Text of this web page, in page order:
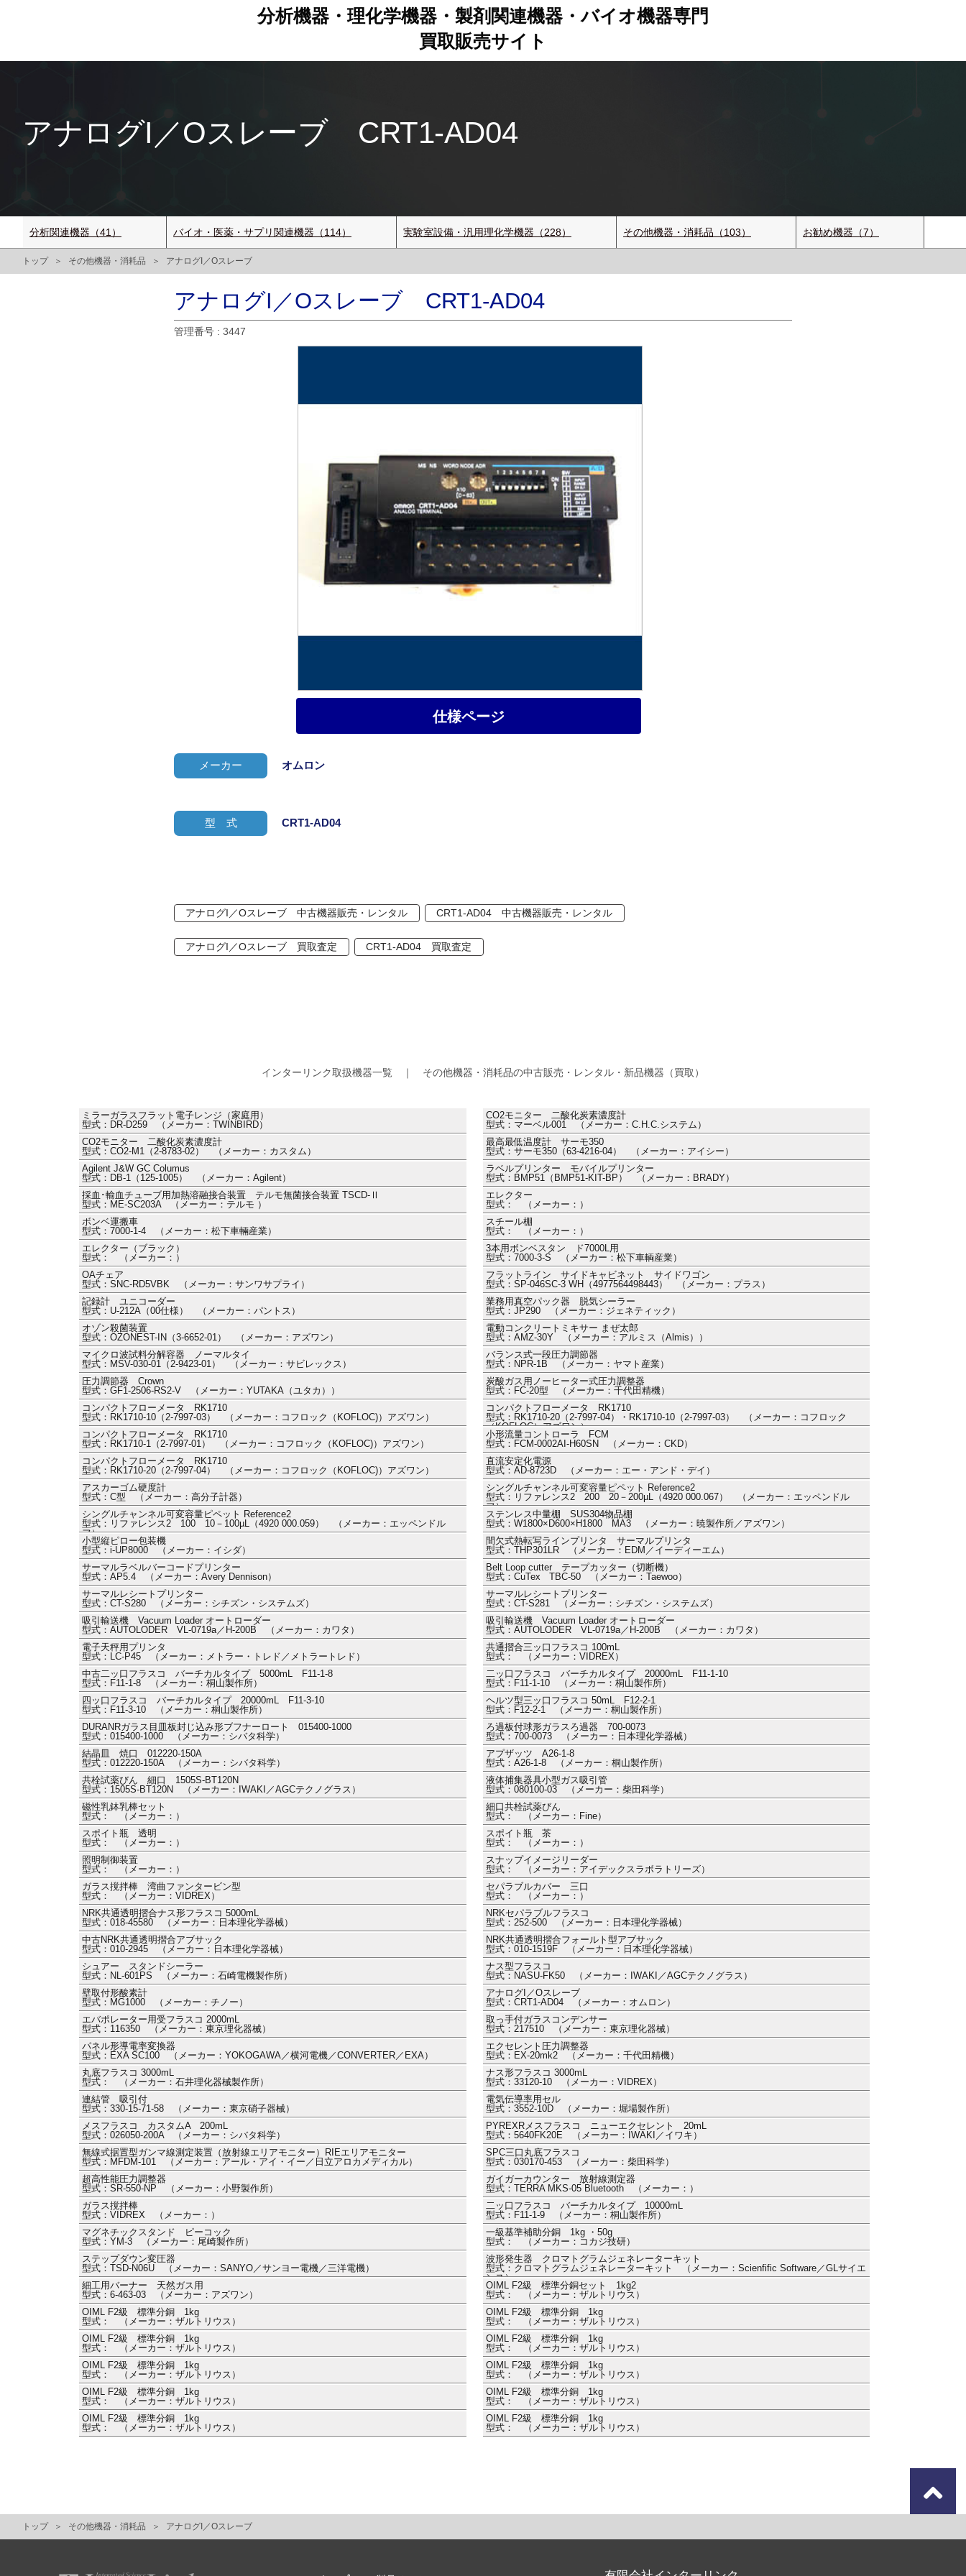
分析機器・理化学機器・製剤関連機器 ・バイオ機器専門
買取販売サイト
アナログI／Oスレーブ CRT1-AD04
分析関連機器（41） バイオ・医薬・サプリ関連機器（114） 実験室設備・汎用理化学機器（228） その他機器・消耗品（103） お勧め機器（7）
トップ その他機器・消耗品 アナログI／Oスレーブ
アナログI／Oスレーブ CRT1-AD04
管理番号 : 3447
メーカー オムロン
仕様ページ
型 式 CRT1-AD04
アナログI／Oスレーブ 中古機器販売・レンタル CRT1-AD04 中古機器販売・レンタル
アナログI／Oスレーブ 買取査定 CRT1-AD04 買取査定
インターリンク取扱機器一覧 ｜ その他機器・消耗品の中古販売・レンタル・新品機器（買取）
ミラーガラスフラット電子レンジ（家庭用）
型式：DR-D259 （メーカー：TWINBIRD）
CO2モニター 二酸化炭素濃度計
型式：マーベル001 （メーカー：C.H.C.システム）
CO2モニター 二酸化炭素濃度計
型式：CO2-M1（2-8783-02） （メーカー：カスタム）
最高最低温度計 サーモ350
型式：サーモ350（63-4216-04） （メーカー：アイシー）
Agilent J&W GC Columus
型式：DB-1（125-1005） （メーカー：Agilent）
ラベルプリンター モバイルプリンター
型式：BMP51（BMP51-KIT-BP） （メーカー：BRADY）
採血･輸血チューブ用加熱溶融接合装置 テルモ無菌接合装置 TSCD-Ⅱ
型式：ME-SC203A （メーカー：テルモ ）
エレクター
型式： （メーカー：）
ボンベ運搬車
型式：7000-1-4 （メーカー：松下車輛産業）
スチール棚
型式： （メーカー：）
エレクター（ブラック）
型式： （メーカー：）
3本用ボンベスタン ド7000L用
型式：7000-3-S （メーカー：松下車輌産業）
OAチェア
型式：SNC-RD5VBK （メーカー：サンワサプライ）
フラットライン サイドキャビネット サイドワゴン
型式：SP-046SC-3 WH（4977564498443） （メーカー：プラス）
記録計 ユニコーダー
型式：U-212A（00仕様） （メーカー：パントス）
業務用真空パック器 脱気シーラー
型式：JP290 （メーカー：ジェネティック）
オゾン殺菌装置
型式：OZONEST-IN（3-6652-01） （メーカー：アズワン）
電動コンクリートミキサー まぜ太郎
型式：AMZ-30Y （メーカー：アルミス（Almis））
マイクロ波試料分解容器 ノーマルタイ
型式：MSV-030-01（2-9423-01） （メーカー：サビレックス）
バランス式一段圧力調節器
型式：NPR-1B （メーカー：ヤマト産業）
圧力調節器 Crown
型式：GF1-2506-RS2-V （メーカー：YUTAKA（ユタカ））
炭酸ガス用ノーヒーター式圧力調整器
型式：FC-20型 （メーカー：千代田精機）
コンパクトフローメータ RK1710
型式：RK1710-10（2-7997-03） （メーカー：コフロック（KOFLOC)）アズワン）
コンパクトフローメータ RK1710
型式：RK1710-20（2-7997-04）・RK1710-10（2-7997-03） （メーカー：コフロック
（KOFLOC）アズワン）
コンパクトフローメータ RK1710
型式：RK1710-1（2-7997-01） （メーカー：コフロック（KOFLOC)）アズワン）
小形流量コントローラ FCM
型式：FCM-0002AI-H60SN （メーカー：CKD）
コンパクトフローメータ RK1710
型式：RK1710-20（2-7997-04） （メーカー：コフロック（KOFLOC)）アズワン）
直流安定化電源
型式：AD-8723D （メーカー：エー・アンド・デイ）
アスカーゴム硬度計
型式：C型 （メーカー：高分子計器）
シングルチャンネル可変容量ピペット Reference2
型式：リファレンス2 200 20－200µL（4920 000.067） （メーカー：エッペンドル
フ）
シングルチャンネル可変容量ピペット Reference2
型式：リファレンス2 100 10－100µL（4920 000.059） （メーカー：エッペンドル
フ）
ステンレス中量棚 SUS304物品棚
型式：W1800×D600×H1800 MA3 （メーカー：暁製作所／アズワン）
小型縦ピロー包装機
型式：i-UP8000 （メーカー：イシダ）
間欠式熱転写ラインプリンタ サーマルプリンタ
型式：THP301LR （メーカー：EDM／イーディーエム）
サーマルラベルバーコードプリンター
型式：AP5.4 （メーカー：Avery Dennison）
Belt Loop cutter テープカッター（切断機）
型式：CuTex TBC-50 （メーカー：Taewoo）
サーマルレシートプリンター
型式：CT-S280 （メーカー：シチズン・システムズ）
サーマルレシートプリンター
型式：CT-S281 （メーカー：シチズン・システムズ）
吸引輸送機 Vacuum Loader オートローダー
型式：AUTOLODER VL-0719a／H-200B （メーカー：カワタ）
吸引輸送機 Vacuum Loader オートローダー
型式：AUTOLODER VL-0719a／H-200B （メーカー：カワタ）
電子天秤用プリンタ
型式：LC-P45 （メーカー：メトラー・トレド／メトラートレド）
共通摺合三ッ口フラスコ 100mL
型式： （メーカー：VIDREX）
中古二ッ口フラスコ バーチカルタイプ 5000mL F11-1-8
型式：F11-1-8 （メーカー：桐山製作所）
二ッ口フラスコ バーチカルタイプ 20000mL F11-1-10
型式：F11-1-10 （メーカー：桐山製作所）
四ッ口フラスコ バーチカルタイプ 20000mL F11-3-10
型式：F11-3-10 （メーカー：桐山製作所）
ヘルツ型三ッ口フラスコ 50mL F12-2-1
型式：F12-2-1 （メーカー：桐山製作所）
DURANRガラス目皿板封じ込み形ブフナーロート 015400-1000
型式：015400-1000 （メーカー：シバタ科学）
ろ過板付球形ガラスろ過器 700-0073
型式：700-0073 （メーカー：日本理化学器械）
結晶皿 焼口 012220-150A
型式：012220-150A （メーカー：シバタ科学）
アプザッツ A26-1-8
型式：A26-1-8 （メーカー：桐山製作所）
共栓試薬びん 細口 1505S-BT120N
型式：1505S-BT120N （メーカー：IWAKI／AGCテクノグラス）
液体捕集器具小型ガス吸引管
型式：080100-03 （メーカー：柴田科学）
磁性乳鉢乳棒セット
型式： （メーカー：）
細口共栓試薬びん
型式： （メーカー：Fine）
スポイト瓶 透明
型式： （メーカー：）
スポイト瓶 茶
型式： （メーカー：）
照明制御装置
型式： （メーカー：）
スナップイメージリーダー
型式： （メーカー：アイデックスラボラトリーズ）
ガラス撹拌棒 湾曲ファンタービン型
型式： （メーカー：VIDREX）
セパラブルカバー 三口
型式： （メーカー：）
NRK共通透明摺合ナス形フラスコ 5000mL
型式：018-45580 （メーカー：日本理化学器械）
NRKセパラブルフラスコ
型式：252-500 （メーカー：日本理化学器械）
中古NRK共通透明摺合アブサック
型式：010-2945 （メーカー：日本理化学器械）
NRK共通透明摺合フォールト型アブサック
型式：010-1519F （メーカー：日本理化学器械）
シュアー スタンドシーラー
型式：NL-601PS （メーカー：石崎電機製作所）
ナス型フラスコ
型式：NASU-FK50 （メーカー：IWAKI／AGCテクノグラス）
壁取付形酸素計
型式：MG1000 （メーカー：チノー）
アナログI／Oスレーブ
型式：CRT1-AD04 （メーカー：オムロン）
エバポレーター用受フラスコ 2000mL
型式：116350 （メーカー：東京理化器械）
取っ手付ガラスコンデンサー
型式：217510 （メーカー：東京理化器械）
パネル形導電率変換器
型式：EXA SC100 （メーカー：YOKOGAWA／横河電機／CONVERTER／EXA）
エクセレント圧力調整器
型式：EX-20mk2 （メーカー：千代田精機）
丸底フラスコ 3000mL
型式： （メーカー：石井理化器械製作所）
ナス形フラスコ 3000mL
型式：33120-10 （メーカー：VIDREX）
連結管 吸引付
型式：330-15-71-58 （メーカー：東京硝子器械）
電気伝導率用セル
型式：3552-10D （メーカー：堀場製作所）
メスフラスコ カスタムA 200mL
型式：026050-200A （メーカー：シバタ科学）
PYREXRメスフラスコ ニューエクセレント 20mL
型式：5640FK20E （メーカー：IWAKI／イワキ）
無線式据置型ガンマ線測定装置（放射線エリアモニター）RIEエリアモニター
型式：MFDM-101 （メーカー：アール・アイ・イー／日立アロカメディカル）
SPC三口丸底フラスコ
型式：030170-453 （メーカー：柴田科学）
超高性能圧力調整器
型式：SR-550-NP （メーカー：小野製作所）
ガイガーカウンター 放射線測定器
型式：TERRA MKS-05 Bluetooth （メーカー：）
ガラス撹拌棒
型式：VIDREX （メーカー：）
二ッ口フラスコ バーチカルタイプ 10000mL
型式：F11-1-9 （メーカー：桐山製作所）
マグネチックスタンド ピーコック
型式：YM-3 （メーカー：尾崎製作所）
一級基準補助分銅 1kg ・50g
型式： （メーカー：コカジ技研）
ステップダウン変圧器
型式：TSD-N06U （メーカー：SANYO／サンヨー電機／三洋電機）
波形発生器 クロマトグラムジェネレーターキット
型式：クロマトグラムジェネレーターキット （メーカー：Scienfific Software／GLサイエ
ンス）
細工用バーナー 天然ガス用
型式：6-463-03 （メーカー：アズワン）
OIML F2級 標準分銅セット 1kg2
型式： （メーカー：ザルトリウス）
OIML F2級 標準分銅 1kg
型式： （メーカー：ザルトリウス）
OIML F2級 標準分銅 1kg
型式： （メーカー：ザルトリウス）
OIML F2級 標準分銅 1kg
型式： （メーカー：ザルトリウス）
OIML F2級 標準分銅 1kg
型式： （メーカー：ザルトリウス）
OIML F2級 標準分銅 1kg
型式： （メーカー：ザルトリウス）
OIML F2級 標準分銅 1kg
型式： （メーカー：ザルトリウス）
OIML F2級 標準分銅 1kg
型式： （メーカー：ザルトリウス）
OIML F2級 標準分銅 1kg
型式： （メーカー：ザルトリウス）
OIML F2級 標準分銅 1kg
型式： （メーカー：ザルトリウス）
OIML F2級 標準分銅 1kg
型式： （メーカー：ザルトリウス）
トップ その他機器・消耗品 アナログI／Oスレーブ